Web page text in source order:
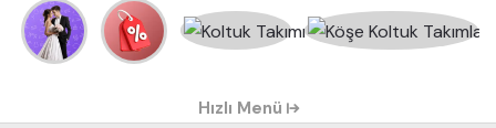
Hızlı Menü